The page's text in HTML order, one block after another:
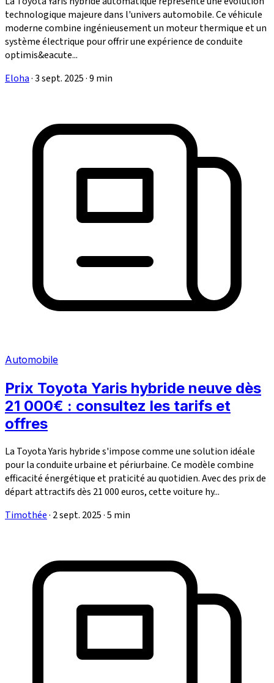
technologique majeure dans l'univers automobile. Ce véhicule
moderne combine ingénieusement un moteur thermique et un
système électrique pour offrir une expérience de conduite
optimis&eacute...
Eloha·3 sept. 2025·9 min
Automobile
Prix Toyota Yaris hybride neuve dès
21 000€ : consultez les tarifs et
offres
La Toyota Yaris hybride s'impose comme une solution idéale
pour la conduite urbaine et périurbaine. Ce modèle combine
efficacité énergétique et praticité au quotidien. Avec des prix de
départ attractifs dès 21 000 euros, cette voiture hy...
Timothée· 2 sept. 2025·5 min